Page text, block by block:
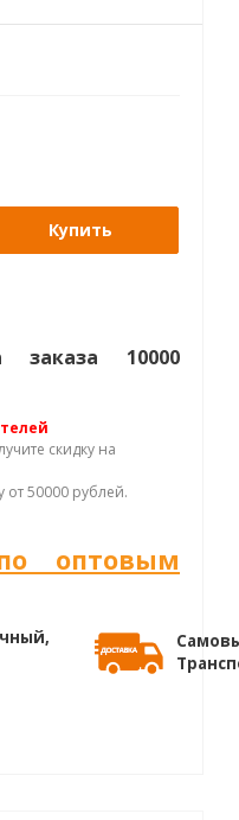
Купить
заказа 10000
скидку на
от 50000 рублей.
оптовым